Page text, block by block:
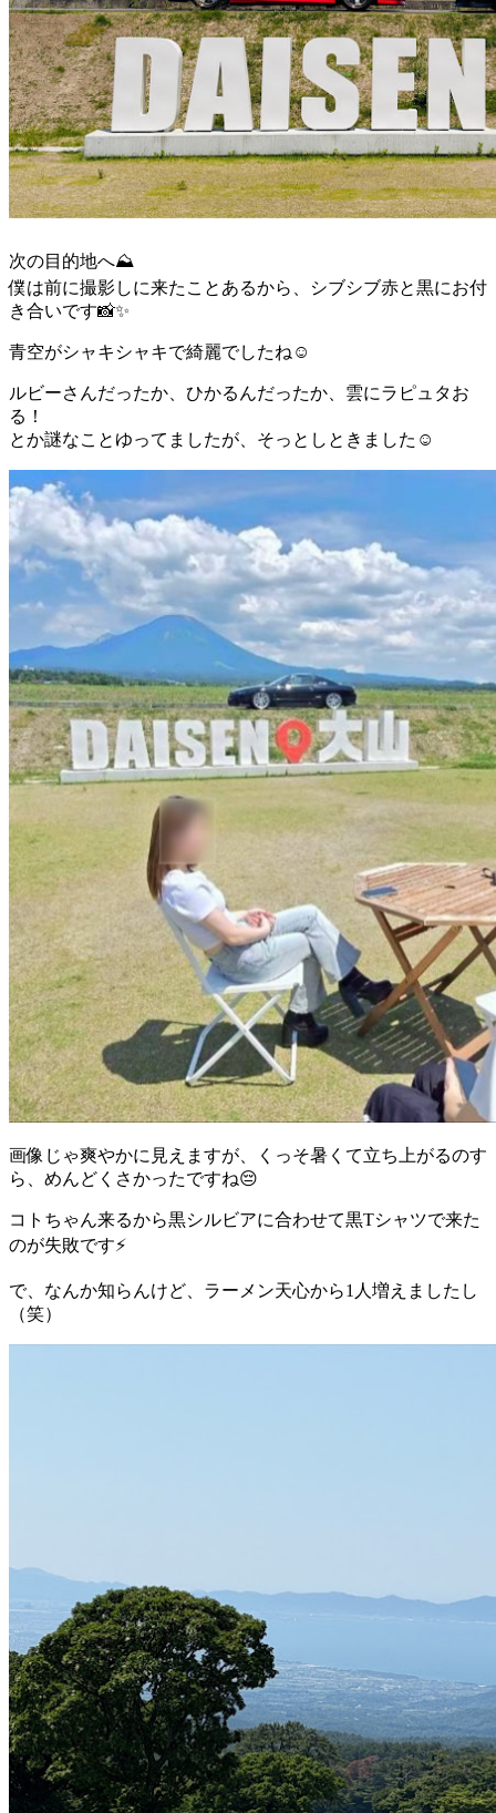
次の目的地へ⛰️
僕は前に撮影しに来たことあるから、シブシブ赤と黒にお付
き合いです📸✨
青空がシャキシャキで綺麗でしたね☺️
ルビーさんだったか、ひかるんだったか、雲にラピュタお
る！
とか謎なことゆってましたが、そっとしときました☺️
画像じゃ爽やかに見えますが、くっそ暑くて立ち上がるのす
ら、めんどくさかったですね😔
コトちゃん来るから黒シルビアに合わせて黒Tシャツで来た
のが失敗です⚡️
で、なんか知らんけど、ラーメン天心から1人増えましたし
（笑）